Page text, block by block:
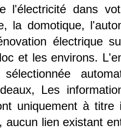
l'électricité dans
la domotique,
électrique
et les environs.
Les
uniquement à titre
aucun lien existant